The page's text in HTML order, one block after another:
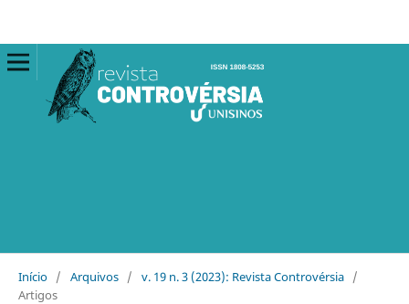
Início / Arquivos / v. 19 n. 3 (2023): Revista Controvérsia /
Artigos